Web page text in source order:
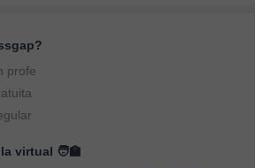
profe
virtual 🧑‍🏫